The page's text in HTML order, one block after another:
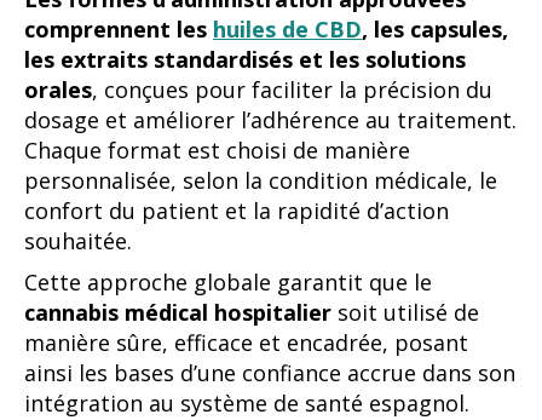
comprennent les huiles de CBD, les capsules,
les extraits standardisés et les solutions
orales, conçues pour faciliter la précision du
dosage et améliorer l’adhérence au traitement.
Chaque format est choisi de manière
personnalisée, selon la condition médicale, le
confort du patient et la rapidité d’action
souhaitée.
Cette approche globale garantit que le
cannabis médical hospitalier soit utilisé de
manière sûre, efficace et encadrée, posant
ainsi les bases d’une confiance accrue dans son
intégration au système de santé espagnol.